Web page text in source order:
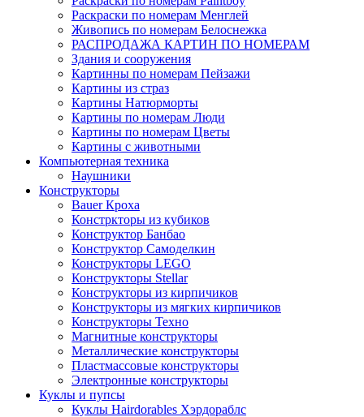
Раскраски по номерам Менглей
Живопись по номерам Белоснежка
РАСПРОДАЖА КАРТИН ПО НОМЕРАМ
Здания и сооружения
Картинны по номерам Пейзажи
Картины из страз
Картины Натюрморты
Картины по номерам Люди
Картины по номерам Цветы
Картины с животными
Компьютерная техника
Наушники
Конструкторы
Bauer Кроха
Констркторы из кубиков
Конструктор Банбао
Конструктор Самоделкин
Конструкторы LEGO
Конструкторы Stellar
Конструкторы из кирпичиков
Конструкторы из мягких кирпичиков
Конструкторы Техно
Магнитные конструкторы
Металлические конструкторы
Пластмассовые конструкторы
Электронные конструкторы
Куклы и пупсы
Куклы Hairdorables Хэрдораблс